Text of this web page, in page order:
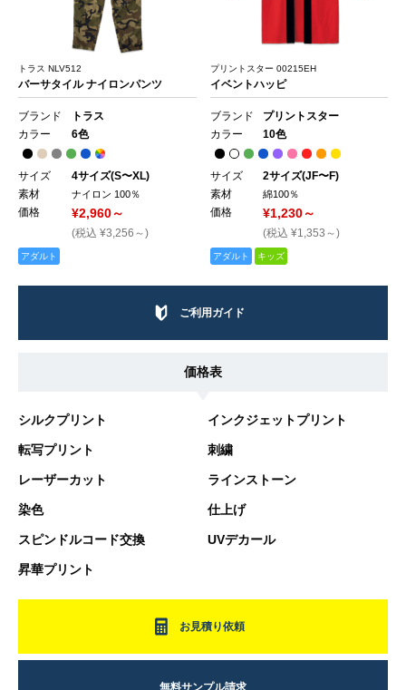
ご利用ガイド
価格表
シルクプリント インクジェットプリント
転写プリント 刺繍
レーザーカット ラインストーン
染色 仕上げ
スピンドルコード交換 UVデカール
昇華プリント
お見積り依頼
無料サンプル請求
トラス NLV512
バーサタイル ナイロンパンツ
ブランド
トラス
カラー
6色
サイズ
4サイズ(S〜XL)
素材
ナイロン 100％
価格 ¥2,960～
(税込 ¥3,256～)
アダルト
プリントスター 00215EH
イベントハッピ
ブランド
プリントスター
カラー
10色
サイズ
2サイズ(JF〜F)
素材
綿100％
価格 ¥1,230～
(税込 ¥1,353～)
アダルト キッズ